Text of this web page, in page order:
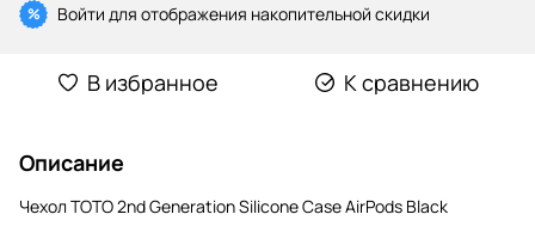
% Войти для отображения накопительной скидки
В избранное К сравнению
Описание
Чехол TOTO 2nd Generation Silicone Case AirPods Black